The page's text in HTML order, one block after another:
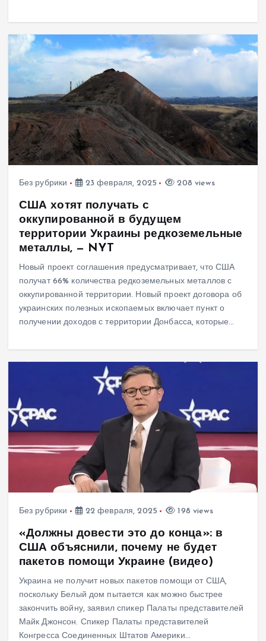
Без рубрики 23 февраля, 2025 208 views
США хотят получать с
оккупированной в будущем
территории Украины редкоземельные
металлы, — NYT
Новый проект соглашения предусматривает, что США
получат 66% количества редкоземельных металлов с
оккупированной территории. Новый проект договора об
украинских полезных ископаемых включает пункт о
получении доходов с территории Донбасса, которые…
Без рубрики 22 февраля, 2025 198 views
«Должны довести это до конца»: в
США объяснили, почему не будет
пакетов помощи Украине (видео)
Украина не получит новых пакетов помощи от США,
поскольку Белый дом пытается как можно быстрее
закончить войну, заявил спикер Палаты представителей
Майк Джонсон. Спикер Палаты представителей
Конгресса Соединенных Штатов Америки…